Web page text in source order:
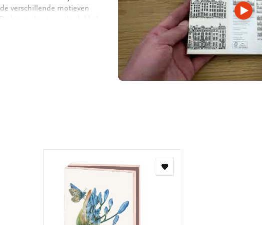
verschillende motieven
binnenkant van de dubbele
boodschap. - 10,3 x 15,4 x
Video
Toevoegen